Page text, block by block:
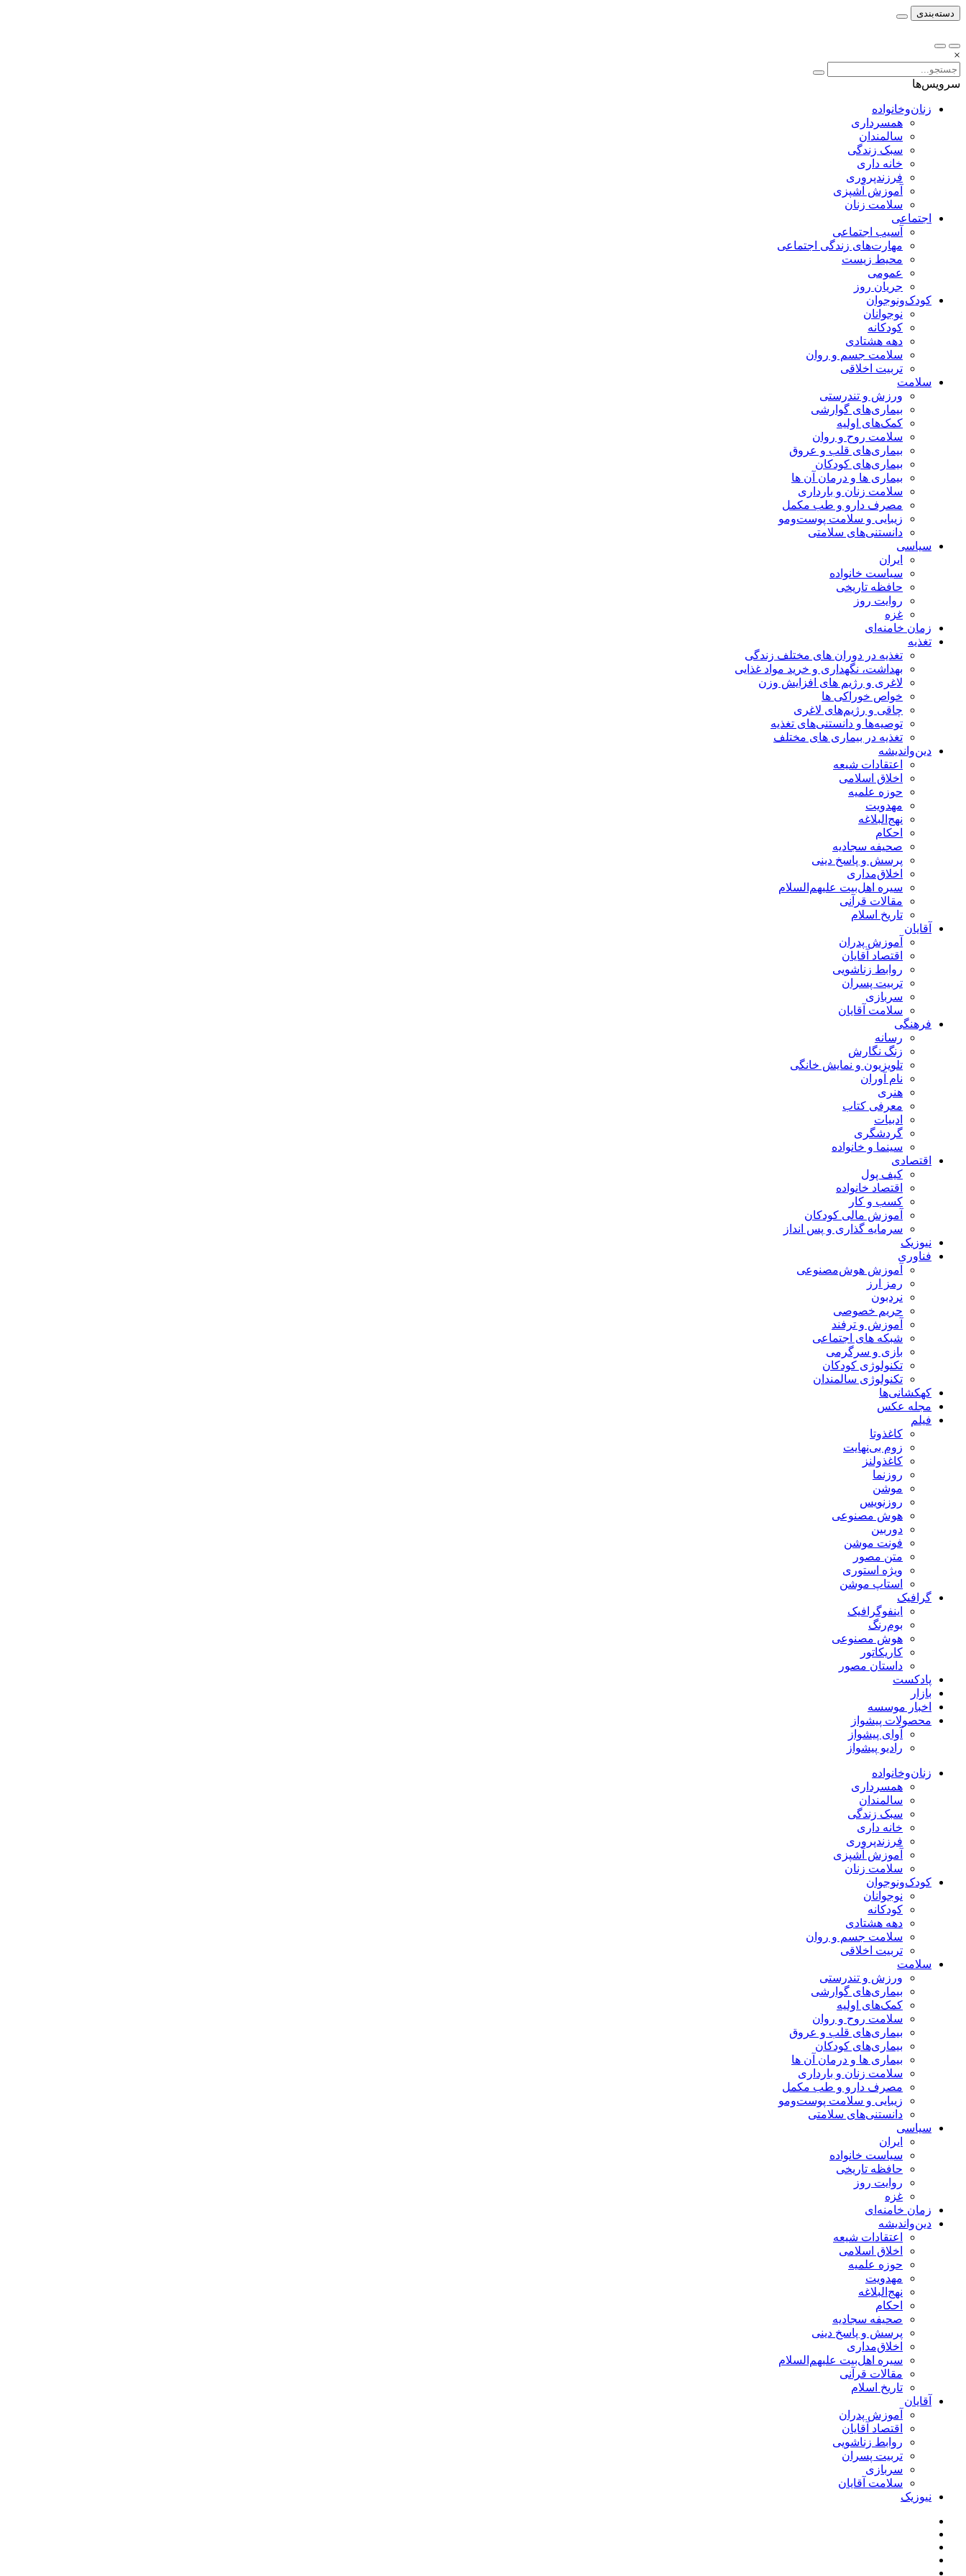
دسته‌بندی
×
سرویس‌ها
زنان‌وخانواده
همسرداری
سالمندان
سبک زندگی
خانه داری
فرزندپروری
آموزش آشپزی
سلامت زنان
اجتماعی
آسیب اجتماعی
مهارت‌های زندگی اجتماعی
محیط زیست
عمومی
جریان روز
کودک‌ونوجوان
نوجوانان
کودکانه
دهه هشتادی
سلامت جسم و روان
تربیت اخلاقی
سلامت
ورزش و تندرستی
بیماری‌های گوارشی
کمک‌های اولیه
سلامت روح و روان
بیماری‌های قلب و عروق
بیماری‌های کودکان
بیماری ها و درمان آن ها
سلامت زنان و بارداری
مصرف دارو و طب مکمل
زیبایی و سلامت پوست‌ومو
دانستنی‌های سلامتی
سیاسی
ایران
سیاست خانواده
حافظه تاریخی
روایت روز
غزه
زمان خامنه‌ای
تغذیه
تغذیه در دوران های مختلف زندگی
بهداشت، نگهداری و خرید مواد غذایی
لاغری و رژیم های افزایش وزن
خواص خوراكی ها
چاقی و رژیم‌های لاغری
توصیه‌ها و دانستنی‌های تغذیه
تغذیه در بیماری های مختلف
دین‌واندیشه
اعتقادات شیعه
اخلاق اسلامی
حوزه علمیه
مهدویت
نهج‌البلاغه
احکام
صحیفه سجادیه
پرسش و پاسخ دینی
اخلاق‌مداری
سیره اهل‌بیت علیهم‌السلام
مقالات قرآنی
تاریخ اسلام
آقایان
آموزش پدران
اقتصاد آقایان
روابط زناشویی
تربیت پسران
سربازی
سلامت آقایان
فرهنگی
رسانه
زنگ نگارش
تلویزیون و نمایش خانگی
نام آوران
هنری
معرفی کتاب
ادبیات
گردشگری
سینما و خانواده
اقتصادی
کیف پول
اقتصاد خانواده
کسب و کار
آموزش مالی کودکان
سرمایه گذاری و پس انداز
نیوزیک
فناوری
آموزش هوش‌مصنوعی
رمز ارز
نردبون
حریم خصوصی
آموزش و ترفند
شبکه های اجتماعی
بازی و سرگرمی
تکنولوژی کودکان
تکنولوژی سالمندان
کهکشانی‌ها
مجله عکس
فیلم
کاغذوتا
زوم بی‌نهایت
کاغذولنز
روزنما
موشن
روزنویس
هوش مصنوعی
دوربین
فونت موشن
متن مصور
ویژه استوری
استاپ موشن
گرافیک
اینفوگرافیک
بوم‌رنگ
هوش مصنوعی
کاریکاتور
داستان مصور
پادکست
بازار
اخبار موسسه
محصولات پیشواز
آوای پیشواز
رادیو پیشواز
زنان‌وخانواده
همسرداری
سالمندان
سبک زندگی
خانه داری
فرزندپروری
آموزش آشپزی
سلامت زنان
کودک‌ونوجوان
نوجوانان
کودکانه
دهه هشتادی
سلامت جسم و روان
تربیت اخلاقی
سلامت
ورزش و تندرستی
بیماری‌های گوارشی
کمک‌های اولیه
سلامت روح و روان
بیماری‌های قلب و عروق
بیماری‌های کودکان
بیماری ها و درمان آن ها
سلامت زنان و بارداری
مصرف دارو و طب مکمل
زیبایی و سلامت پوست‌ومو
دانستنی‌های سلامتی
سیاسی
ایران
سیاست خانواده
حافظه تاریخی
روایت روز
غزه
زمان خامنه‌ای
دین‌واندیشه
اعتقادات شیعه
اخلاق اسلامی
حوزه علمیه
مهدویت
نهج‌البلاغه
احکام
صحیفه سجادیه
پرسش و پاسخ دینی
اخلاق‌مداری
سیره اهل‌بیت علیهم‌السلام
مقالات قرآنی
تاریخ اسلام
آقایان
آموزش پدران
اقتصاد آقایان
روابط زناشویی
تربیت پسران
سربازی
سلامت آقایان
نیوزیک